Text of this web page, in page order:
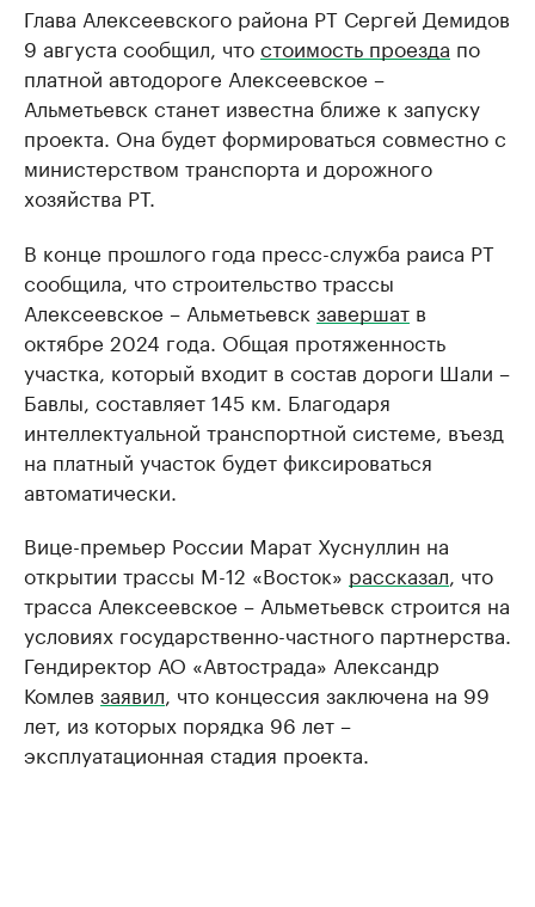
Глава Алексеевского района РТ Сергей Демидов
9 августа сообщил, чтостоимость проезда по
платной автодороге Алексеевское –
Альметьевск станет известна ближе к запуску
проекта. Она будет формироваться совместно с
министерством транспорта и дорожного
хозяйства РТ.
В конце прошлого года пресс-служба раиса РТ
сообщила, что строительство трассы
Алексеевское – Альметьевск завершат в
октябре 2024 года. Общая протяженность
участка, который входит в состав дороги Шали –
Бавлы, составляет 145 км. Благодаря
интеллектуальной транспортной системе, въезд
на платный участок будет фиксироваться
автоматически.
Вице-премьер России Марат Хуснуллин на
открытии трассы М-12 «Восток» рассказал , что
трасса Алексеевское – Альметьевск строится на
условиях государственно-частного партнерства.
Гендиректор АО «Автострада» Александр
Комлев заявил , что концессия заключена на 99
лет, из которых порядка 96 лет –
эксплуатационная стадия проекта.